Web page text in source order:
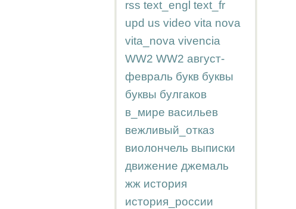
rss text_engl text_fr
upd us video vita nova
vita_nova vivencia
WW2 WW2 август-
февраль букв буквы
буквы булгаков
в_мире васильев
вежливый_отказ
виолончель выписки
движение джемаль
жж история
история_россии